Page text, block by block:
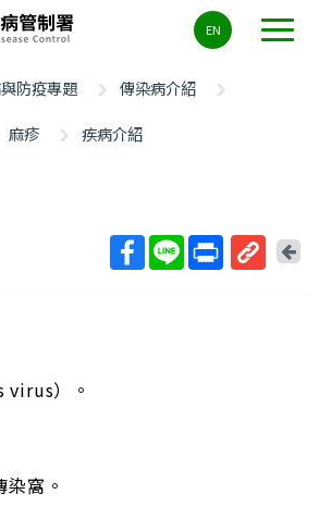
EN
防疫專題
傳染病介紹
麻疹 疾病介紹
回
virus）。
窩。